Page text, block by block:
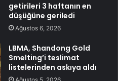
getirileri 3 haftanın en
düşüğüne geriledi
Ağustos 6, 2026
LBMA, Shandong Gold
Smelting’i teslimat
listelerinden askıya aldı